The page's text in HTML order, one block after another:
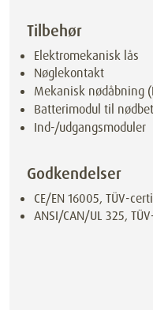
Tilbehør
Elektromekanisk lås
Nøglekontakt
Mekanisk nødåbning
Batterimodul til
Ind-/udgangsmoduler
Godkendelser
CE/EN 16005, TÜV-
ANSI/CAN/UL 325,